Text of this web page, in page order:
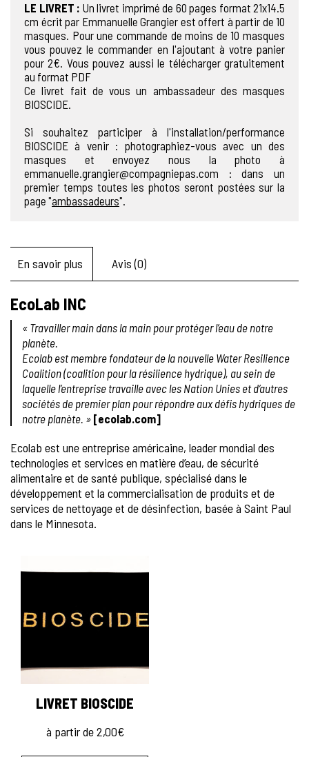
LE LIVRET : Un livret imprimé de 60 pages format 21x14.5
cm écrit par Emmanuelle Grangier est offert à partir de 10
masques. Pour une commande de moins de 10 masques
vous pouvez le commander en l'ajoutant à votre panier
pour 2€. Vous pouvez aussi le télécharger gratuitement
au format PDF
Ce livret fait de vous un ambassadeur des masques
BIOSCIDE.
Si souhaitez participer à l'installation/performance
BIOSCIDE à venir : photographiez-vous avec un des
masques et envoyez nous la photo à
emmanuelle.grangier@compagniepas.com : dans un
premier temps toutes les photos seront postées sur la
page "ambassadeurs".
En savoir plus Avis (0)
EcoLab INC
« Travailler main dans la main pour protéger l’eau de notre
planète.
Ecolab est membre fondateur de la nouvelle Water Resilience
Coalition (coalition pour la résilience hydrique), au sein de
laquelle l’entreprise travaille avec les Nation Unies et d’autres
sociétés de premier plan pour répondre aux défis hydriques de
notre planète. » [ecolab.com]
Ecolab est une entreprise américaine, leader mondial des
technologies et services en matière d’eau, de sécurité
alimentaire et de santé publique, spécialisé dans le
développement et la commercialisation de produits et de
services de nettoyage et de désinfection, basée à Saint Paul
dans le Minnesota.
LIVRET BIOSCIDE
à partir de2,00€